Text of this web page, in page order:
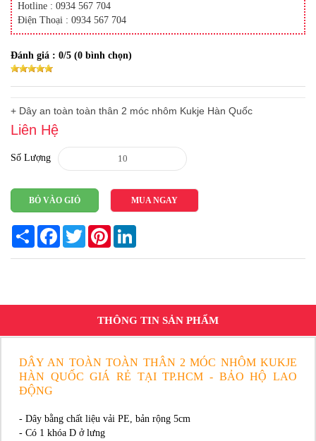
Hotline : 0934 567 704
Điện Thoại : 0934 567 704
Đánh giá : 0/5 (0 bình chọn)
+ Dây an toàn toàn thân 2 móc nhôm Kukje Hàn Quốc
Liên Hệ
Số Lượng
BỎ VÀO GIỎ MUA NGAY
Share FacebookTwitterPinterest
THÔNG TIN SẢN PHẨM
DÂY AN TOÀN TOÀN THÂN 2 MÓC NHÔM KUKJE
HÀN QUỐC GIÁ RẺ TẠI TP.HCM - BẢO HỘ LAO
ĐỘNG
- Dây bằng chất liệu vải PE, bản rộng 5cm
- Có 1 khóa D ở lưng